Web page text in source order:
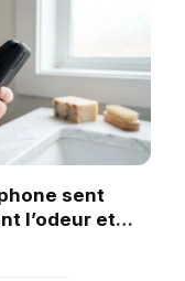
sent
l’odeur et